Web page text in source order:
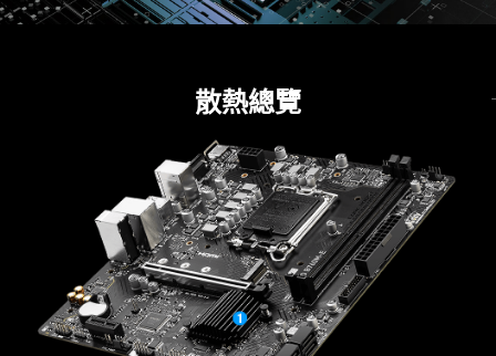
散熱總覽
CORE BOOST
CORE BOOST 技術結合了 MSI 優異配置與數位電
源設計，可以讓電流更精確、更快速地傳輸至
CPU，為您的多核心 CPU 成就完美表現。
驅動安裝
一連接到網路，MSI Driver Utility Installer 將自動
檢測並顯示合適的驅動程序和實用程序，您只需點
擊幾下即可下載和安裝瞭解更多
* 請確保連接到網路，否則 Driver Utility Installer 不會自
動啟動。
* MSI Driver Utility Installer 將會內建在 Windows 11
build 22H2 中。